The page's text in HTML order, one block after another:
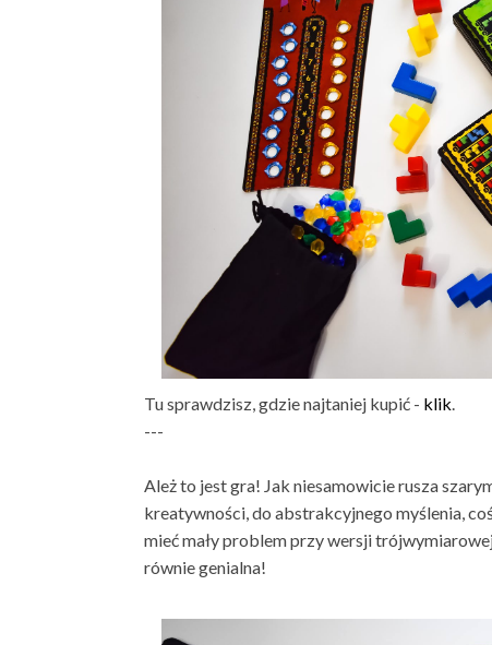
Tu sprawdzisz, gdzie najtaniej kupić - klik
---
Ależ to jest gra! Jak niesamowicie rusza
kreatywności, do abstrakcyjnego myślenia,
mieć mały problem przy wersji
równie genialna!